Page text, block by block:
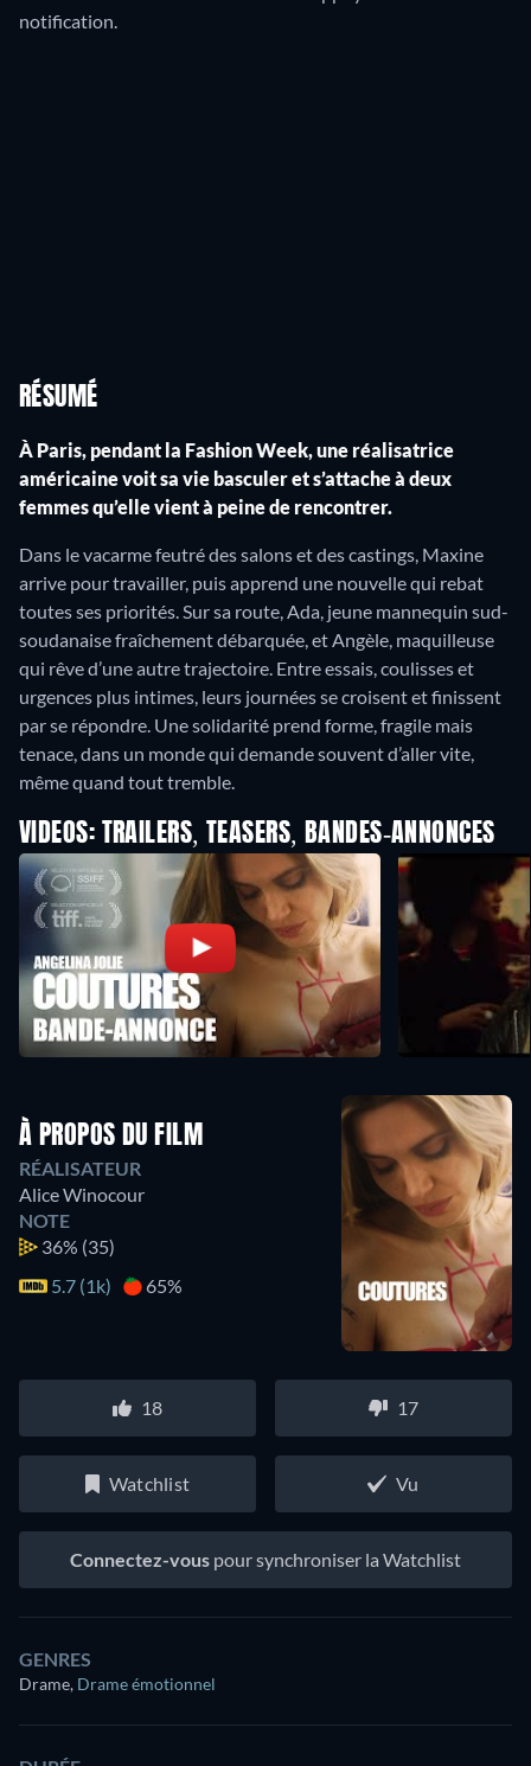
notification.
RÉSUMÉ
À Paris, pendant la Fashion Week, une réalisatrice
américaine voit sa vie basculer et s’attache à deux
femmes qu’elle vient à peine de rencontrer.
Dans le vacarme feutré des salons et des castings, Maxine
arrive pour travailler, puis apprend une nouvelle qui rebat
toutes ses priorités. Sur sa route, Ada, jeune mannequin sud-
soudanaise fraîchement débarquée, et Angèle, maquilleuse
qui rêve d’une autre trajectoire. Entre essais, coulisses et
urgences plus intimes, leurs journées se croisent et finissent
par se répondre. Une solidarité prend forme, fragile mais
tenace, dans un monde qui demande souvent d’aller vite,
même quand tout tremble.
VIDEOS: TRAILERS, TEASERS, BANDES-ANNONCES
À PROPOS DU FILM
RÉALISATEUR
Alice Winocour
NOTE
36% (35)
5.7 (1k)
65%
18 17
Watchlist Vu
Connectez-vous pour synchroniser la Watchlist
GENRES
Drame, Drame émotionnel